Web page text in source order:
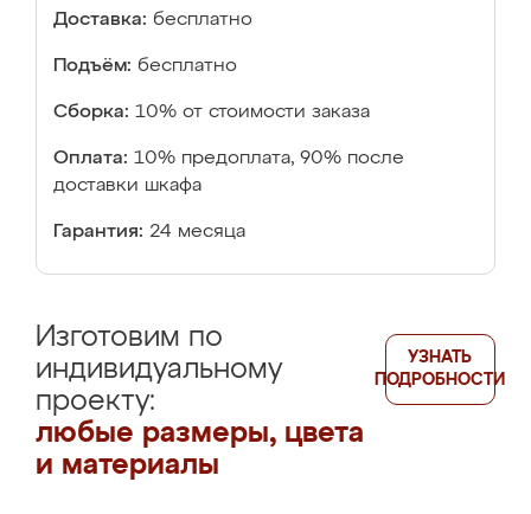
Доставка: бесплатно
Подъём: бесплатно
Сборка: 10% от стоимости заказа
Оплата: 10% предоплата, 90% после
доставки шкафа
Гарантия: 24 месяца
Изготовим по
индивидуальному
проекту:
любые размеры, цвета
и материалы
УЗНАТЬ
ПОДРОБНОСТИ